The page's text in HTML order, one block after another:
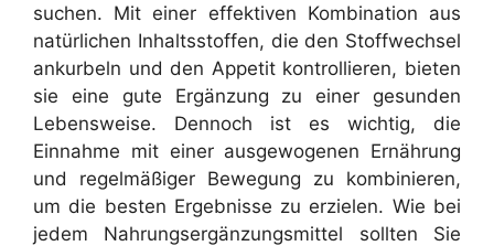
suchen. Mit einer effektiven Kombination aus
natürlichen Inhaltsstoffen, die den Stoffwechsel
ankurbeln und den Appetit kontrollieren, bieten
sie eine gute Ergänzung zu einer gesunden
Lebensweise. Dennoch ist es wichtig, die
Einnahme mit einer ausgewogenen Ernährung
und regelmäßiger Bewegung zu kombinieren,
um die besten Ergebnisse zu erzielen. Wie bei
jedem Nahrungsergänzungsmittel sollten Sie